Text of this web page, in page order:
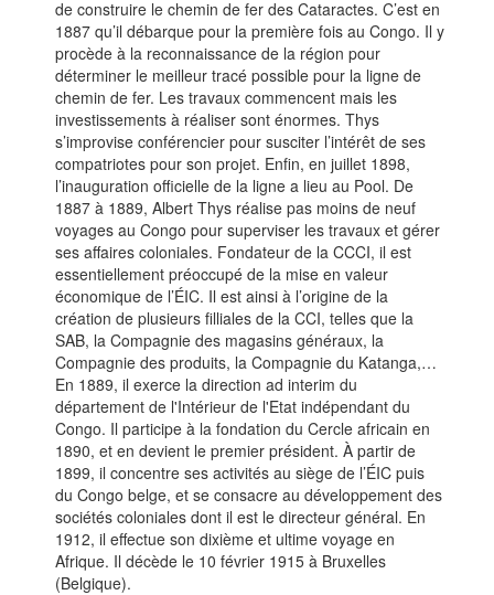
de construire le chemin de fer des Cataractes. C’est en
1887 qu’il débarque pour la première fois au Congo. Il y
procède à la reconnaissance de la région pour
déterminer le meilleur tracé possible pour la ligne de
chemin de fer. Les travaux commencent mais les
investissements à réaliser sont énormes. Thys
s’improvise conférencier pour susciter l’intérêt de ses
compatriotes pour son projet. Enfin, en juillet 1898,
l’inauguration officielle de la ligne a lieu au Pool. De
1887 à 1889, Albert Thys réalise pas moins de neuf
voyages au Congo pour superviser les travaux et gérer
ses affaires coloniales. Fondateur de la CCCI, il est
essentiellement préoccupé de la mise en valeur
économique de l’ÉIC. Il est ainsi à l’origine de la
création de plusieurs filliales de la CCI, telles que la
SAB, la Compagnie des magasins généraux, la
Compagnie des produits, la Compagnie du Katanga,…
En 1889, il exerce la direction ad interim du
département de l'Intérieur de l'Etat indépendant du
Congo. Il participe à la fondation du Cercle africain en
1890, et en devient le premier président. À partir de
1899, il concentre ses activités au siège de l’ÉIC puis
du Congo belge, et se consacre au développement des
sociétés coloniales dont il est le directeur général. En
1912, il effectue son dixième et ultime voyage en
Afrique. Il décède le 10 février 1915 à Bruxelles
(Belgique).